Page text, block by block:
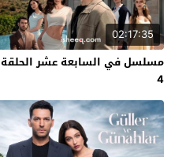
02:17:35
مسلسل في السابعة عشر الحلقة
4